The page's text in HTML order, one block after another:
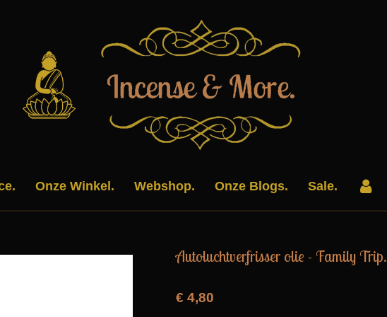
Onze Winkel. Webshop. Onze Blogs. Sale.
Autoluchtverfrisser olie - Family Trip.
€ 4,80